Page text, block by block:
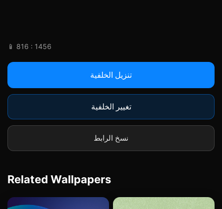
📱 816 : 1456
تنزيل الخلفية
تغيير الخلفية
نسخ الرابط
Related Wallpapers